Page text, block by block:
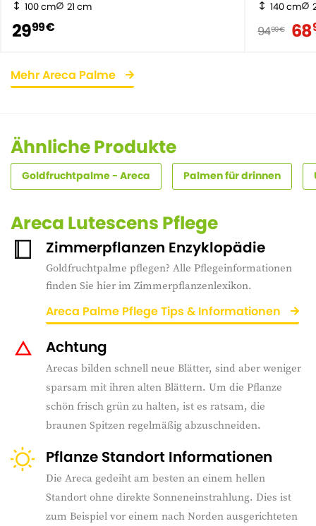
100 cm 21 cm
2999 €
140 cm
9499 € 68
Mehr Areca Palme
Ähnliche Produkte
Goldfruchtpalme - Areca Palmen für drinnen
Areca Lutescens Pflege
Zimmerpflanzen Enzyklopädie
Goldfruchtpalme pflegen? Alle Pflegeinformationen
finden Sie hier im Zimmerpflanzenlexikon.
Areca Palme Pflege Tips & Informationen
Achtung
Arecas bilden schnell neue Blätter, sind aber weniger
sparsam mit ihren alten Blättern. Um die Pflanze
schön frisch grün zu halten, ist es ratsam, die
braunen Spitzen regelmäßig abzuschneiden.
Pflanze Standort Informationen
Die Areca gedeiht am besten an einem hellen
Standort ohne direkte Sonneneinstrahlung. Dies ist
zum Beispiel vor einem nach Norden ausgerichteten